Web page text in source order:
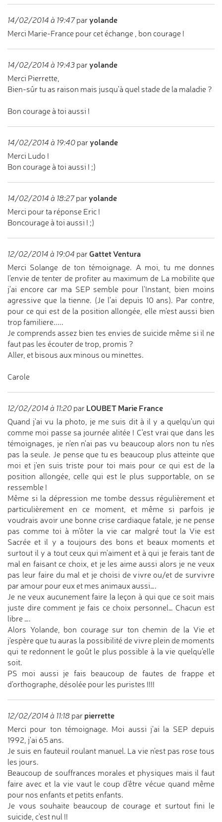
14/02/2014 à 19:47par yolande
Merci Marie-France pour cet échange , bon courage !
14/02/2014 à 19:43 par yolande
Merci Pierrette,
Bien-sûr tu as raison mais jusqu'à quel stade de la maladie ?
Bon courage à toi aussi !
14/02/2014 à 19:40 par yolande
Merci Ludo !
Bon courage à toi aussi ! ;)
14/02/2014 à 18:27par yolande
Merci pour ta réponse Eric !
Boncourage à toi aussi ! ;)
12/02/2014 à 19:04 par Gattet Ventura
Merci Solange de ton témoignage. A moi, tu me donnes
l'envie de tenter de profiter au maximum de La mobilite que
j'ai encore car ma SEP semble pour l'Instant, bien moins
agressive que la tienne. (Je l'ai depuis 10 ans). Par contre,
pour ce qui est de la position allongée, elle m'est aussi bien
trop familiere.....
Je comprends assez bien tes envies de suicide même si il ne
faut pas les écouter de trop, promis ?
Aller, et bisous aux minous ou minettes.
Carole
12/02/2014 à 11:20 par LOUBET Marie France
Quand j'ai vu la photo, je me suis dit à il y a quelqu'un qui
comme moi passe sa journée alitée ! C'est vrai que dans les
témoignages, je n'en n'ai pas vu beaucoup alors non tu n'es
pas la seule. Je pense que tu es beaucoup plus atteinte que
moi et j'en suis triste pour toi mais pour ce qui est de la
position allongée, celle qui est le plus supportable, on se
ressemble !
Même si la dépression me tombe dessus régulièrement et
particulièrement en ce moment, et même si parfois je
voudrais avoir une bonne crise cardiaque fatale, je ne pense
pas comme toi à m'ôter la vie car malgré tout la Vie est
Sacrée et il y a toujours des bons et beaux moments et
surtout il y a tout ceux qui m'aiment et à qui je ferais tant de
mal en faisant ce choix, et je les aime aussi alors je ne veux
pas leur faire du mal et je choisi de vivre ou/et de survivre
par amour pour eux et mes animaux aussi….
Je ne veux aucunement faire la leçon à qui que ce soit mais
juste dire comment je fais ce choix personnel… Chacun est
libre ….
Alors Yolande, bon courage sur ton chemin de la Vie et
j'espère que tu auras la possibilité de vivre plein de moments
qui te redonnent le goût le plus possible à la vie quelqu'elle
soit.
PS moi aussi je fais beaucoup de fautes de frappe et
d'orthographe, désolée pour les puristes !!!!
12/02/2014 à 11:18 par pierrette
Merci pour ton témoignage. Moi aussi j'ai la SEP depuis
1992, j'ai 65 ans.
Je suis en fauteuil roulant manuel. La vie n'est pas rose tous
les jours.
Beaucoup de souffrances morales et physiques mais il faut
faire avec et la vie vaut le coup d'être vécue quand même
pour nos enfants et petits enfants.
Je vous souhaite beaucoup de courage et surtout fini le
suicide, c'est nul !!